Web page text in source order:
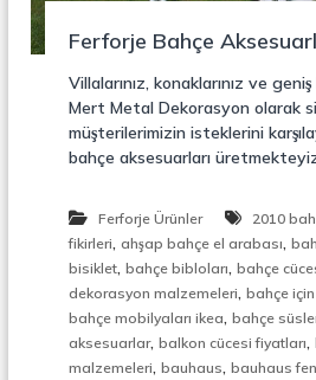
n
k
i
y
o
n
e
l
i
k
M
e
r
d
Ferforje Bahçe
Villalarınız, konaklarınız ve
Mert Metal Dekorasyon olarak
müşterilerimizin isteklerini
bahçe aksesuarları
Ferforje Ürünler
2010
fikirleri, ahşap bahçe el arabası,
bisiklet, bahçe bibloları, bahçe
dekorasyon malzemeleri, bahçe
bahçe mobilyaları ikea, bahçe
aksesuarlar, balkon cücesi fiyatları,
malzemeleri, bauhaus, bauhaus